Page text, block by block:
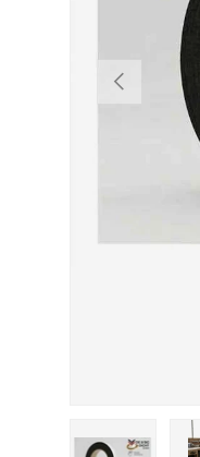
VORHERIGE